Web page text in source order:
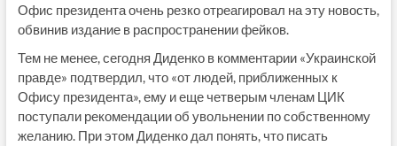
Офис президента очень резко отреагировал на эту новость,
обвинив издание в распространении фейков.
Тем не менее, сегодня Диденко в комментарии «Украинской
правде» подтвердил, что «от людей, приближенных к
Офису президента», ему и еще четверым членам ЦИК
поступали рекомендации об увольнении по собственному
желанию. При этом Диденко дал понять, что писать